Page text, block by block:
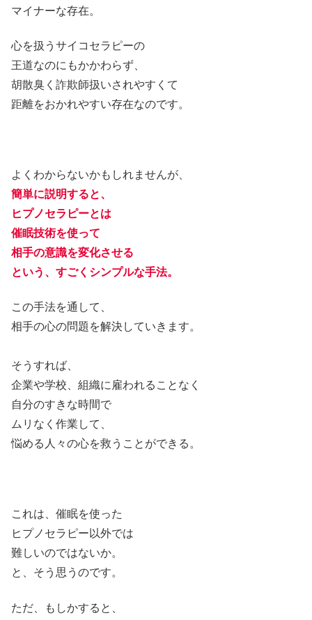
マイナーな存在。
心を扱うサイコセラピーの
王道なのにもかかわらず、
胡散臭く詐欺師扱いされやすくて
距離をおかれやすい存在なのです。
よくわからないかもしれませんが、
簡単に説明すると、
ヒプノセラピーとは
催眠技術を使って
相手の意識を変化させる
という、すごくシンプルな手法。
この手法を通して、
相手の心の問題を解決していきます。
そうすれば、
企業や学校、組織に雇われることなく
自分のすきな時間で
ムリなく作業して、
悩める人々の心を救うことができる。
これは、催眠を使った
ヒプノセラピー以外では
難しいのではないか。
と、そう思うのです。
ただ、もしかすると、